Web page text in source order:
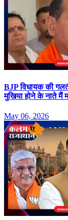
BJP विधायक की
मुखिया होने के नाते मैं
May 06, 2026